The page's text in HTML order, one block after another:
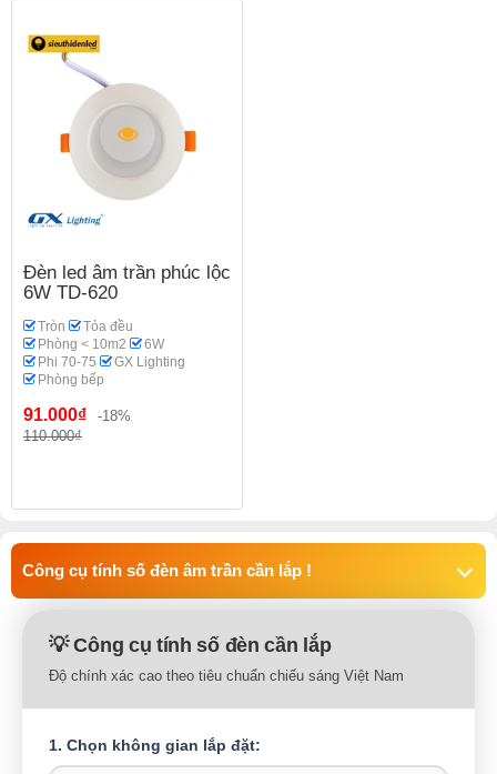
Đèn led âm trần phúc lộc
6W TD-620
Tròn
Tỏa đều
Phòng < 10m2
6W
Phi 70-75
GX Lighting
Phòng bếp
91.000₫
-18%
110.000₫
Công cụ tính số đèn âm trần cần lắp !
💡 Công cụ tính số đèn cần lắp
Độ chính xác cao theo tiêu chuẩn chiếu sáng Việt Nam
1. Chọn không gian lắp đặt: